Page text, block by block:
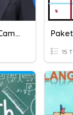
Operasi Hitung Campuran Bilangan Berpangkat
15 T